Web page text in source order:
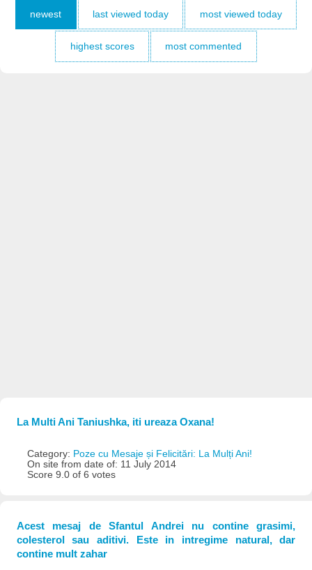
newest last viewed today most viewed today
highest scores most commented
La Multi Ani Taniushka, iti ureaza Oxana!
Category: Poze cu Mesaje și Felicitări: La Mulți Ani!
On site from date of: 11 July 2014
Score 9.0 of 6 votes
Acest mesaj de Sfantul Andrei nu contine grasimi,
colesterol sau aditivi. Este in intregime natural, dar
contine mult zahar